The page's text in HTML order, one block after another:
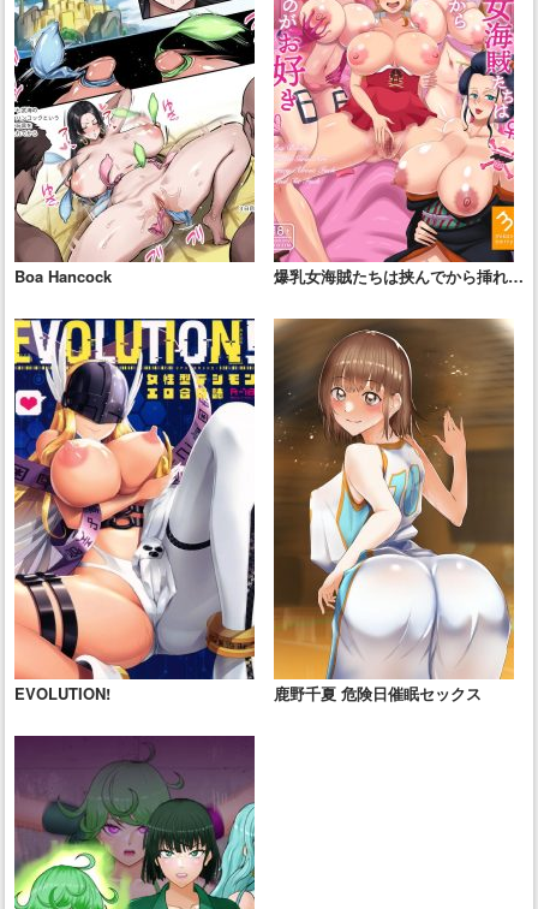
Boa Hancock
爆乳女海賊たちは挟んでから挿れる
EVOLUTION! 鹿野千夏 危険日催眠セックス